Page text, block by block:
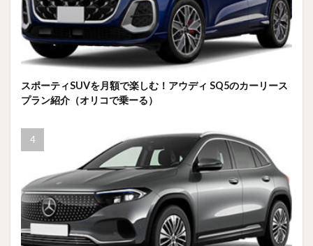
スポーティSUVを月額で楽しむ！アウディ SQ5のカーリース
プラン紹介（オリコで乗ーる）